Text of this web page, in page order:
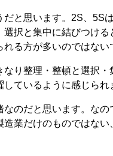
だと思います。2S、5S
選択と集中に結びつける
る方が多いのではない
なり整理・整頓と選択・
しているように感じら
なのだと思います。なの
造業だけのものではない